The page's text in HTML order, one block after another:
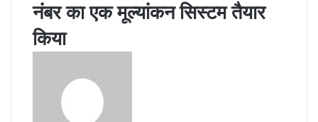
नंबर का एक मूल्यांकन सिस्टम तैयार
किया